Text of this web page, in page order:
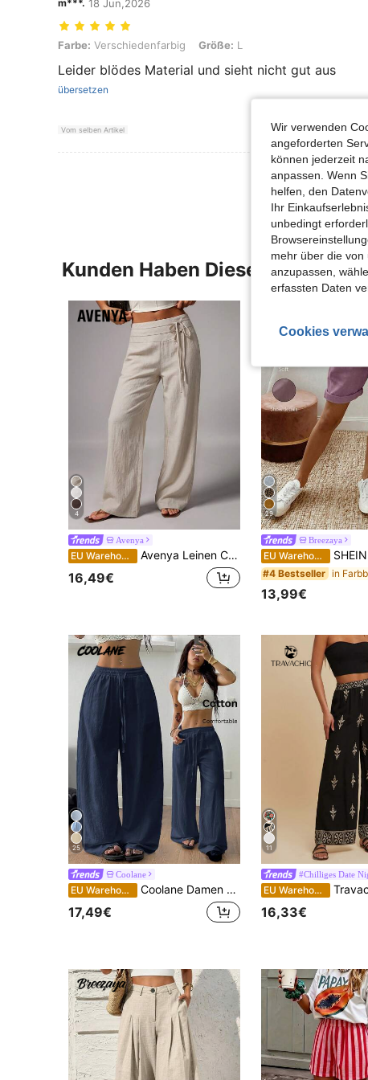
m***. 18 Jun,2026
Farbe: Verschiedenfarbig, Größe: L
Farbe: Verschiedenfarbig Größe: L
Leider blödes Material und sieht nicht gut aus
übersetzen
Vom selben Artikel
Mehr
Kunden Haben Diese Artikel
4
Avenya
EU Warehouse Avenya Leinen Casual Loose Taille Schleife Dekor Maxi Hose Leinen Hose für Frauen Leinen Hose Zenske Pantalone Damenhose Hose Strandhose für Frauen Leinen Weite Bein Hose Weite Bein Hose für Frauen Leichte Hose für Frauen
16,49€
29
Breezaya
EU Warehouse SHEIN Holidaya Damen Sommer Neue Baumwolle Leinen Lässig Kordelzug Umgeschlagener Saum Shorts, mit Baumwolle Leinen strukturiertem Gewebe, kombiniert mit
#4 Bestseller
13,99€
25
Coolane
EU Warehouse Coolane Damen Sommer Country Konzert Ausgehen Strand Boho Basic Minimalistisch Gewaschen 100% Baumwolle Weiße Hose Saum Hose Locker Hose für Damen Baumwollhose, Herbst
17,49€
11
#Chilliges Date
EU Warehouse Travachic Damen Urlaubs Pflanzen Muster Floral Muster Weite Hose, Lässige Lose Hose, Frühling & Sommer für Damen, Strandmode, Ostern, Strand für Damen, Frühlingspause, Urlaub
16,33€
Wir verwenden
angeforderten
können jederzeit
anpassen. Wenn
helfen, den
Ihr
unbedingt
mehr über die
anzupassen,
erfassten Daten
Cookies